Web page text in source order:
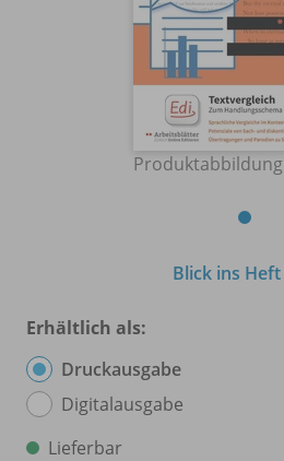
Produktabbildung
Blick ins Heft
Erhältlich als:
Druckausgabe
Digitalausgabe
Lieferbar